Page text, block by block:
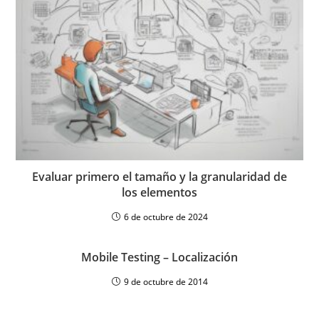
Evaluar primero el tamaño y la granularidad de
los elementos
6 de octubre de 2024
Mobile Testing – Localización
9 de octubre de 2014